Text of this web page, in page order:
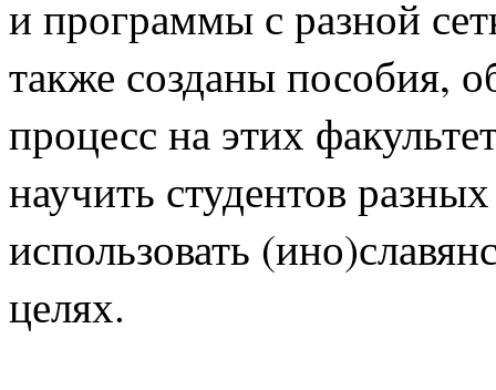
и программы с разной
также созданы пособия,
процесс на этих
научить студентов
использовать
целях.